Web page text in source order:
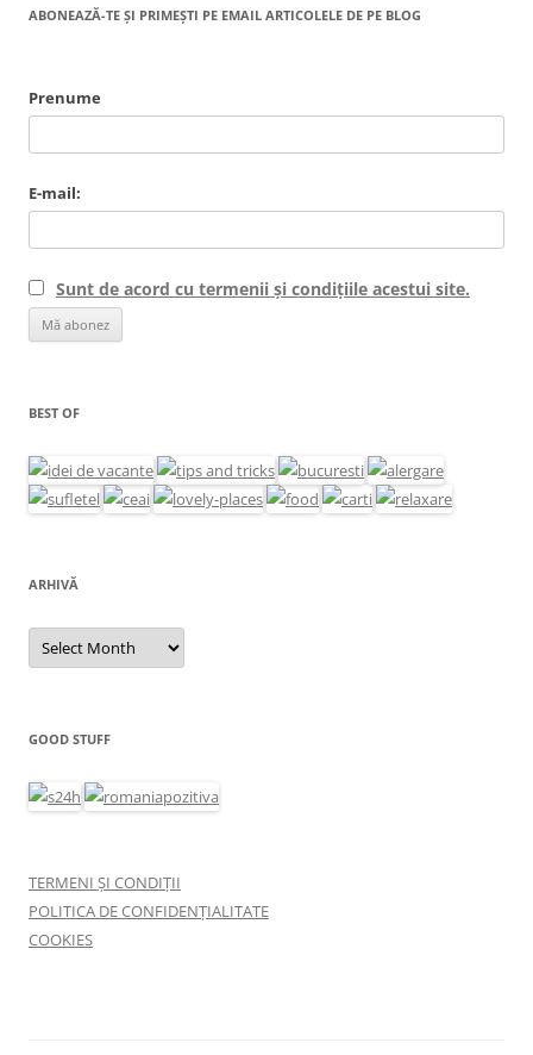
ABONEAZĂ-TE ȘI PRIMEȘTI PE EMAIL ARTICOLELE DE PE BLOG
Prenume
E-mail:
Sunt de acord cu termenii și condițiile acestui site.
BEST OF
ARHIVĂ
Arhivă
GOOD STUFF
TERMENI ȘI CONDIȚII
POLITICA DE CONFIDENȚIALITATE
COOKIES